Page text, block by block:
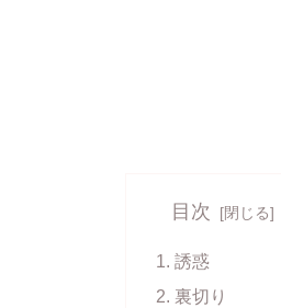
目次
誘惑
裏切り